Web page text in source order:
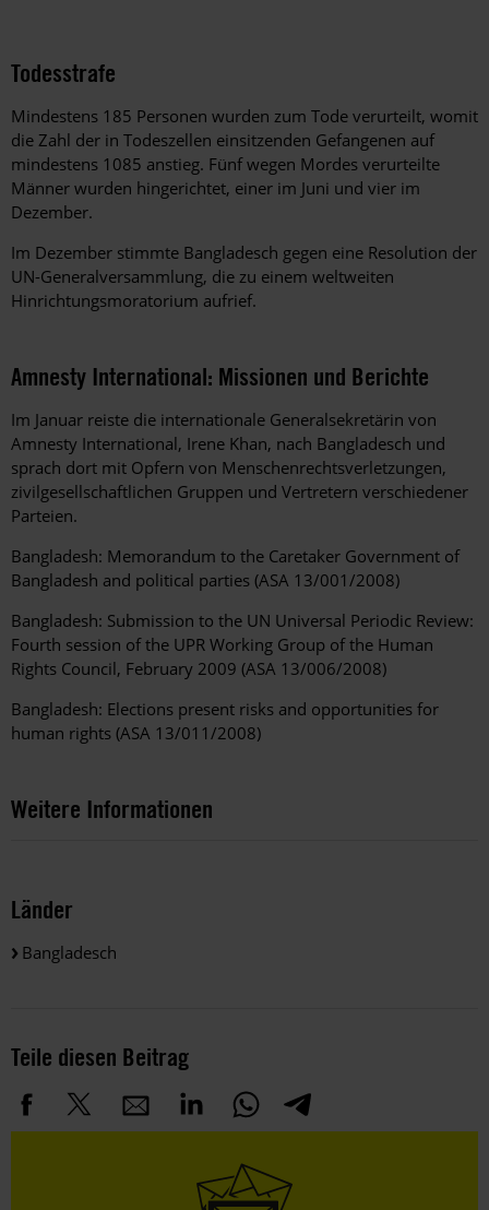
Todesstrafe
Mindestens 185 Personen wurden zum Tode verurteilt, womit
die Zahl der in Todeszellen einsitzenden Gefangenen auf
mindestens 1085 anstieg. Fünf wegen Mordes verurteilte
Männer wurden hingerichtet, einer im Juni und vier im
Dezember.
Im Dezember stimmte Bangladesch gegen eine Resolution der
UN-Generalversammlung, die zu einem weltweiten
Hinrichtungsmoratorium aufrief.
Amnesty International: Missionen und Berichte
Im Januar reiste die internationale Generalsekretärin von
Amnesty International, Irene Khan, nach Bangladesch und
sprach dort mit Opfern von Menschenrechtsverletzungen,
zivilgesellschaftlichen Gruppen und Vertretern verschiedener
Parteien.
Bangladesh: Memorandum to the Caretaker Government of
Bangladesh and political parties (ASA 13/001/2008)
Bangladesh: Submission to the UN Universal Periodic Review:
Fourth session of the UPR Working Group of the Human
Rights Council, February 2009 (ASA 13/006/2008)
Bangladesh: Elections present risks and opportunities for
human rights (ASA 13/011/2008)
Weitere Informationen
Länder
Bangladesch
Teile diesen Beitrag